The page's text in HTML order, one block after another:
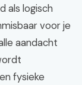
als logisch
voor je
aandacht
fysieke